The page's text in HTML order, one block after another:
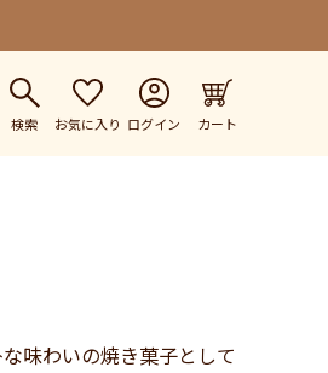
検索 お気に入り ログイン カート
味わいの焼き菓子として